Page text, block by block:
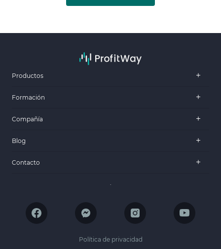
Productos
Formación
Compañía
Blog
Contacto
.
Política de privacidad